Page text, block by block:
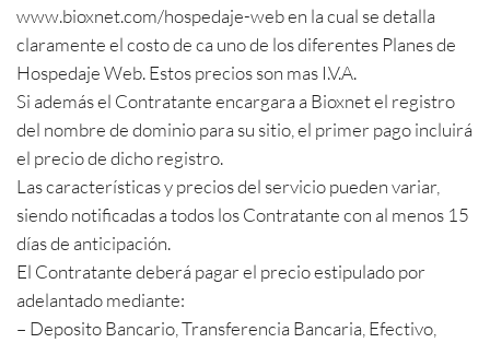
www.bioxnet.com/hospedaje-web en la cual se detalla
claramente el costo de ca uno de los diferentes Planes de
Hospedaje Web. Estos precios son mas I.V.A.
Si además el Contratante encargara a Bioxnet el registro
del nombre de dominio para su sitio, el primer pago incluirá
el precio de dicho registro.
Las características y precios del servicio pueden variar,
siendo notificadas a todos los Contratante con al menos 15
días de anticipación.
El Contratante deberá pagar el precio estipulado por
adelantado mediante:
– Deposito Bancario, Transferencia Bancaria, Efectivo,